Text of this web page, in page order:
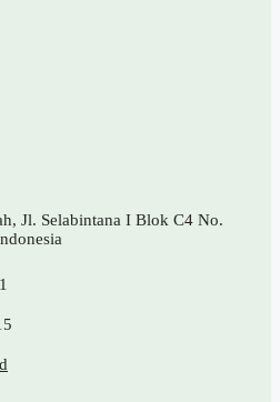
Jl. Selabintana I Blok C4 No.